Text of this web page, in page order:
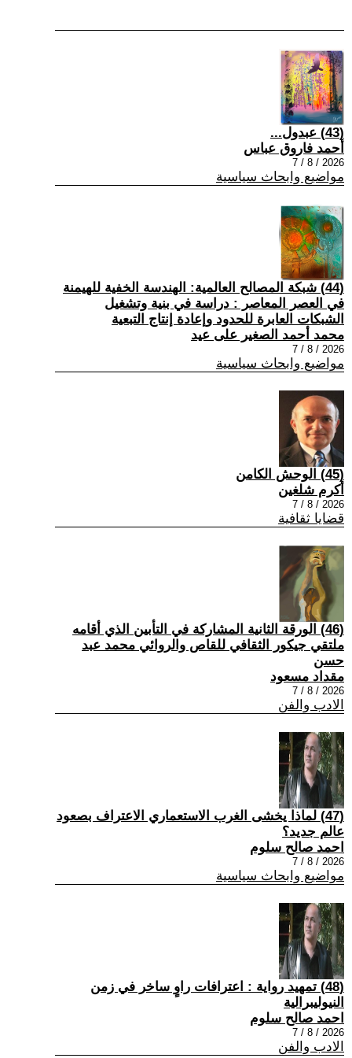
(43) عبدول...
أحمد فاروق عباس
2026 / 8 / 7
مواضيع وابحاث سياسية
(44) شبكة المصالح العالمية: الهندسة الخفية للهيمنة
في العصر المعاصر : دراسة في بنية وتشغيل
الشبكات العابرة للحدود وإعادة إنتاج التبعية
محمد أحمد الصغير على عيد
2026 / 8 / 7
مواضيع وابحاث سياسية
(45) الوحش الكامن
أكرم شلغين
2026 / 8 / 7
قضايا ثقافية
(46) الورقة الثانية المشاركة في التأبين الذي أقامه
ملتقي جيكور الثقافي للقاص والروائي محمد عبد
حسن
مقداد مسعود
2026 / 8 / 7
الادب والفن
(47) لماذا يخشى الغرب الاستعماري الاعتراف بصعود
عالم جديد؟
احمد صالح سلوم
2026 / 8 / 7
مواضيع وابحاث سياسية
(48) تمهيد رواية : اعترافات راوٍ ساخر في زمن
النيوليبرالية
احمد صالح سلوم
2026 / 8 / 7
الادب والفن